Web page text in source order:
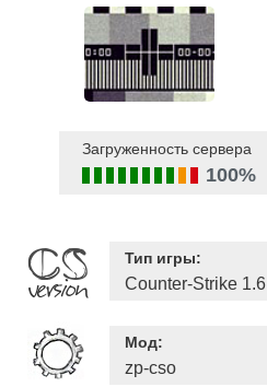
Загруженность сервера
100%
Тип игры:
Counter-Strike 1.6
Мод:
zp-cso